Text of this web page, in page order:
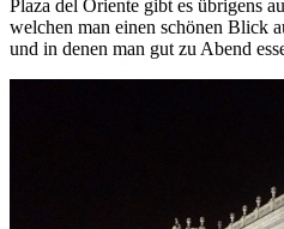
Plaza del Oriente gibt es übrigens
welchen man einen schönen Blick
und in denen man gut zu Abend